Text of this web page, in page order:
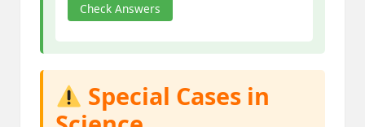
Check Answers
Special Cases in